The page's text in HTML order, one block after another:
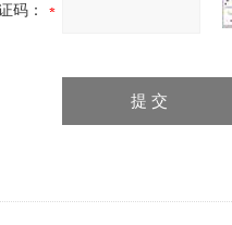
码：